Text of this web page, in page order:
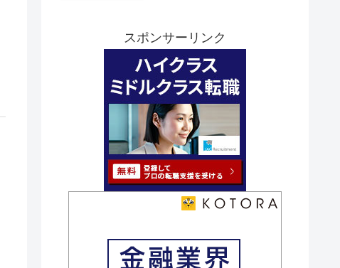
スポンサーリンク